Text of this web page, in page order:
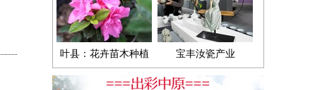
叶县：花卉苗木种植 宝丰汝瓷产业